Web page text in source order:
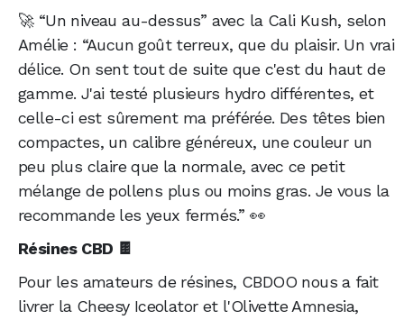
🚀 “Un niveau au-dessus” avec la Cali Kush, selon
Amélie : “Aucun goût terreux, que du plaisir. Un vrai
délice. On sent tout de suite que c'est du haut de
gamme. J'ai testé plusieurs hydro différentes, et
celle-ci est sûrement ma préférée. Des têtes bien
compactes, un calibre généreux, une couleur un
peu plus claire que la normale, avec ce petit
mélange de pollens plus ou moins gras. Je vous la
recommande les yeux fermés.” 👀
Résines CBD 🍫
Pour les amateurs de résines, CBDOO nous a fait
livrer la Cheesy Iceolator et l'Olivette Amnesia,